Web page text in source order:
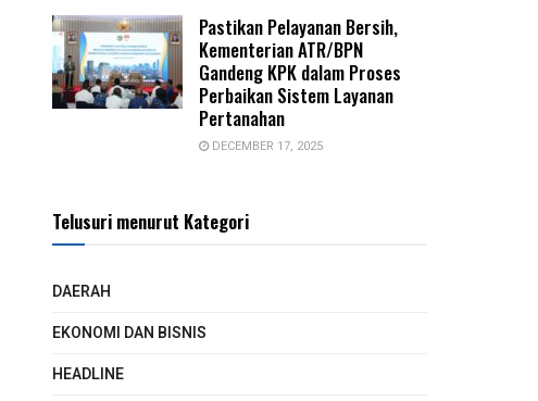
Pastikan Pelayanan Bersih,
Kementerian ATR/BPN
Gandeng KPK dalam Proses
Perbaikan Sistem Layanan
Pertanahan
DECEMBER 17, 2025
Telusuri menurut Kategori
DAERAH
EKONOMI DAN BISNIS
HEADLINE